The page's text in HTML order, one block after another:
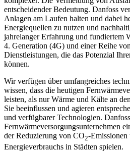
entscheidender Bedeutung. Danfoss
Anlagen am Laufen halten und dabei
Energiequellen zu nutzen und
jahrelanger Erfahrung und fundiertem
4. Generation (4G) und einer Reihe
Dienstleistungen, die das Potenzial
können.
Wir verfügen über umfangreiches
wissen, dass die heutigen
leisten, als nur Wärme und Kälte an
Sie beeinflussen und agieren
und verfügbarer Technologien.
Fernwärmeversorgungsunternehmen
der Reduzierung von CO2-Emissionen
Energieverbrauchs in Städten spielen.